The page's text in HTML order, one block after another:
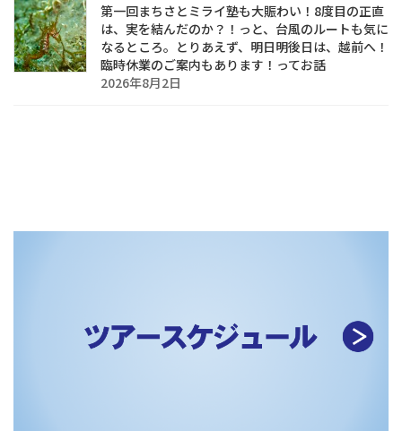
第一回まちさとミライ塾も大賑わい！8度目の正直
は、実を結んだのか？！っと、台風のルートも気に
なるところ。とりあえず、明日明後日は、越前へ！
臨時休業のご案内もあります！ってお話
2026年8月2日